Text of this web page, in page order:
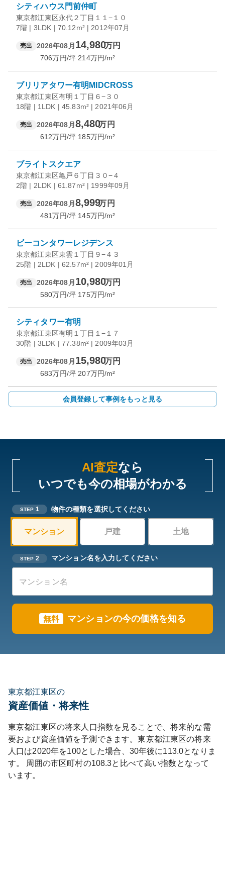
シティハウス門前仲町
東京都江東区永代２丁目１１−１０
7階 | 3LDK | 70.12m² | 2012年07月
売出 2026年08月 14,980万円
706万円/坪 214万円/m²
ブリリアタワー有明MIDCROSS
東京都江東区有明１丁目６−３０
18階 | 1LDK | 45.83m² | 2021年06月
売出 2026年08月 8,480万円
612万円/坪 185万円/m²
ブライトスクエア
東京都江東区亀戸６丁目３０−４
2階 | 2LDK | 61.87m² | 1999年09月
売出 2026年08月 8,999万円
481万円/坪 145万円/m²
ビーコンタワーレジデンス
東京都江東区東雲１丁目９−４３
25階 | 2LDK | 62.57m² | 2009年01月
売出 2026年08月 10,980万円
580万円/坪 175万円/m²
シティタワー有明
東京都江東区有明１丁目１−１７
30階 | 3LDK | 77.38m² | 2009年03月
売出 2026年08月 15,980万円
683万円/坪 207万円/m²
会員登録して事例をもっと見る
AI査定なら
いつでも今の相場がわかる
STEP 1 物件の種類を選択してください
マンション 戸建 土地
STEP 2 マンション名を入力してください
無料 マンションの今の価格を知る
東京都江東区の
資産価値・将来性
東京都江東区の将来人口指数を見ることで、将来的な需
要および資産価値を予測できます。東京都江東区の将来
人口は2020年を100とした場合、30年後に113.0となりま
す。
周囲の市区町村の108.3と比べて高い指数となって
います。